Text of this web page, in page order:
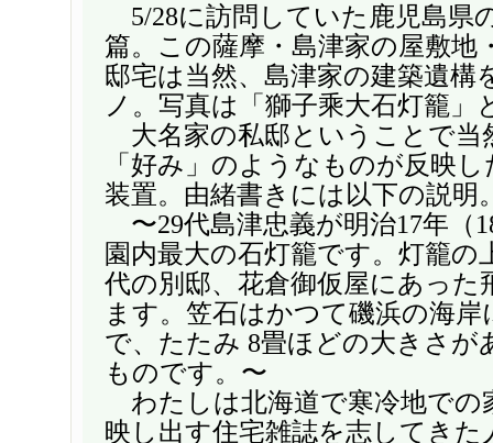
5/28に訪問していた鹿児島県
篇。この薩摩・島津家の屋敷地
邸宅は当然、島津家の建築遺構
ノ。写真は「獅子乘大石灯籠」
大名家の私邸ということで当
「好み」のようなものが反映
装置。由緒書きには以下の説明
〜29代島津忠義が明治17年（
園内最大の石灯籠です。灯籠の
代の別邸、花倉御仮屋にあった
ます。笠石はかつて磯浜の海
で、たたみ 8畳ほどの大きさが
ものです。〜
わたしは北海道で寒冷地での
映し出す住宅雑誌を志してきた